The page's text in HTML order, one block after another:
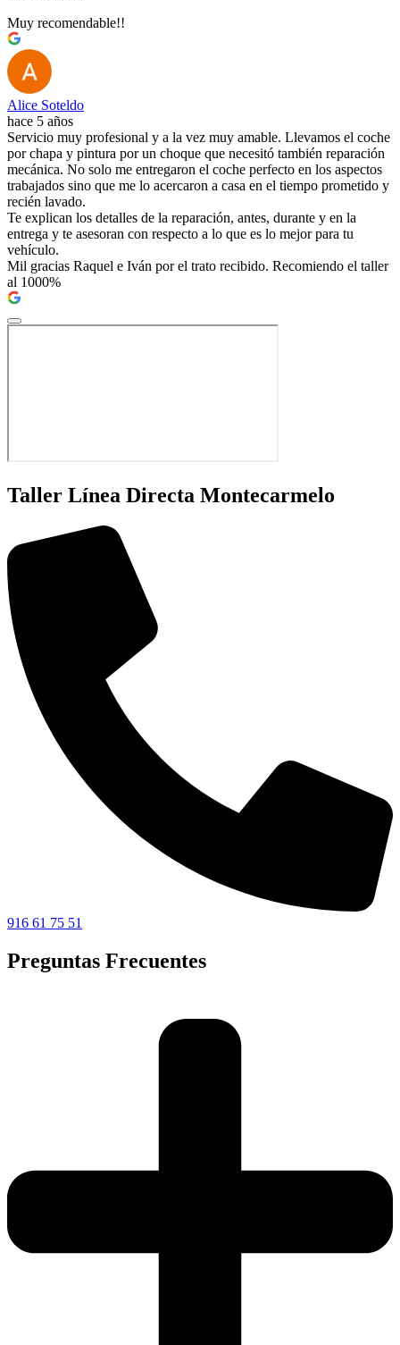
Muy recomendable!!
Alice Soteldo
hace 5 años
Servicio muy profesional y a la vez muy amable. Llevamos el coche
por chapa y pintura por un choque que necesitó también reparación
mecánica. No solo me entregaron el coche perfecto en los aspectos
trabajados sino que me lo acercaron a casa en el tiempo prometido y
recién lavado.
Te explican los detalles de la reparación, antes, durante y en la
entrega y te asesoran con respecto a lo que es lo mejor para tu
vehículo.
Mil gracias Raquel e Iván por el trato recibido. Recomiendo el taller
al 1000%
Taller Línea Directa Montecarmelo
916 61 75 51
Preguntas Frecuentes